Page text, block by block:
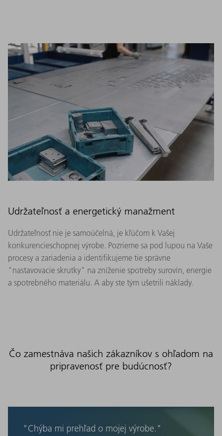
Udržateľnosť a energetický manažment
Udržateľnosť nie je samoúčelná, je kľúčom k Vašej
konkurencieschopnej výrobe. Pozrieme sa pod lupou na Vaše
procesy a zariadenia a identifikujeme tie správne
"nastavovacie skrutky" na zníženie spotreby surovín, energie
a spotrebného materiálu. A aby ste tým ušetrili náklady.
Čo zamestnáva našich zákazníkov s ohľadom na
pripravenosť pre budúcnosť?
"Chýba mi prehľad o mojej výrobe."